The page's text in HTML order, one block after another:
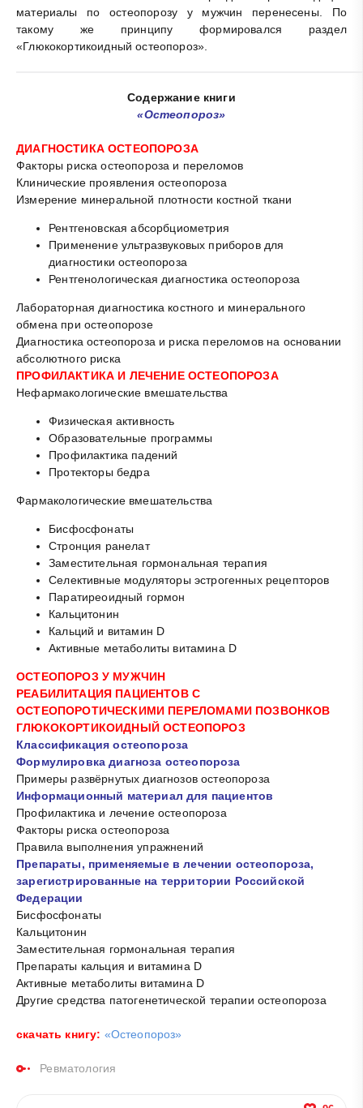
материалы по остеопорозу у мужчин перенесены. По
такому же принципу формировался раздел
«Глюкокортикоидный остеопороз».
Содержание книги
«Остеопороз»
ДИАГНОСТИКА ОСТЕОПОРОЗА
Факторы риска остеопороза и переломов
Клинические проявления остеопороза
Измерение минеральной плотности костной ткани
Рентгеновская абсорбциометрия
Применение ультразвуковых приборов для
диагностики остеопороза
Рентгенологическая диагностика остеопороза
Лабораторная диагностика костного и минерального
обмена при остеопорозе
Диагностика остеопороза и риска переломов на основании
абсолютного риска
ПРОФИЛАКТИКА И ЛЕЧЕНИЕ ОСТЕОПОРОЗА
Нефармакологические вмешательства
Физическая активность
Образовательные программы
Профилактика падений
Протекторы бедра
Фармакологические вмешательства
Бисфосфонаты
Стронция ранелат
Заместительная гормональная терапия
Селективные модуляторы эстрогенных рецепторов
Паратиреоидный гормон
Кальцитонин
Кальций и витамин D
Активные метаболиты витамина D
ОСТЕОПОРОЗ У МУЖЧИН
РЕАБИЛИТАЦИЯ ПАЦИЕНТОВ С
ОСТЕОПОРОТИЧЕСКИМИ ПЕРЕЛОМАМИ ПОЗВОНКОВ
ГЛЮКОКОРТИКОИДНЫЙ ОСТЕОПОРОЗ
Классификация остеопороза
Формулировка диагноза остеопороза
Примеры развёрнутых диагнозов остеопороза
Информационный материал для пациентов
Профилактика и лечение остеопороза
Факторы риска остеопороза
Правила выполнения упражнений
Препараты, применяемые в лечении остеопороза,
зарегистрированные на территории Российской
Федерации
Бисфосфонаты
Кальцитонин
Заместительная гормональная терапия
Препараты кальция и витамина D
Активные метаболиты витамина D
Другие средства патогенетической терапии остеопороза
скачать книгу: «Остеопороз»
Ревматология